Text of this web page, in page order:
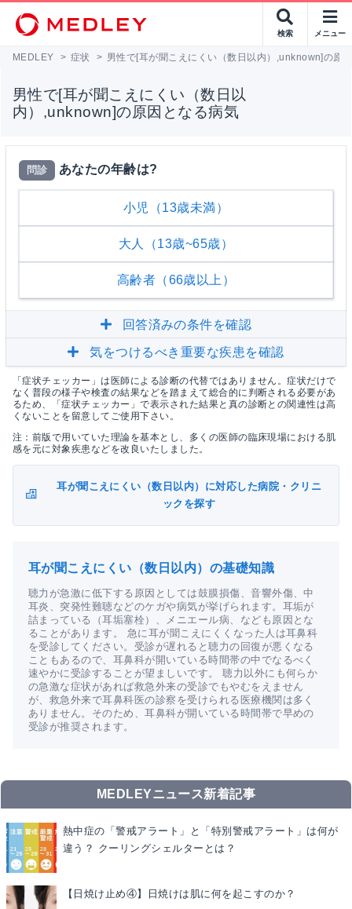
検索 メニュー
MEDLEY > 症状 > 男性で[耳が聞こえにくい（数日以内）,unknown]の原
男性で[耳が聞こえにくい（数日以
内）,unknown]の原因となる病気
問診 あなたの年齢は?
小児（13歳未満）
大人（13歳~65歳）
高齢者（66歳以上）
回答済みの条件を確認
気をつけるべき重要な疾患を確認
「症状チェッカー」は医師による診断の代替ではありません。症状だけで
なく普段の様子や検査の結果などを踏まえて総合的に判断される必要があ
るため、「症状チェッカー」で表示された結果と真の診断との関連性は高
くないことを留意してご使用下さい。
注：前版で用いていた理論を基本とし、多くの医師の臨床現場における肌
感を元に対象疾患などを改良いたしました。
耳が聞こえにくい（数日以内）に対応した病院・クリニ
ックを探す
耳が聞こえにくい（数日以内）の基礎知識
聴力が急激に低下する原因としては鼓膜損傷、音響外傷、中
耳炎、突発性難聴などのケガや病気が挙げられます。耳垢が
詰まっている（耳垢塞栓）、メニエール病、なども原因とな
ることがあります。 急に耳が聞こえにくくなった人は耳鼻科
を受診してください。受診が遅れると聴力の回復が悪くなる
こともあるので、耳鼻科が開いている時間帯の中でなるべく
速やかに受診することが望ましいです。 聴力以外にも何らか
の急激な症状があれば救急外来の受診でもやむをえません
が、救急外来で耳鼻科医の診察を受けられる医療機関は多く
ありません。そのため、耳鼻科が開いている時間帯で早めの
受診が推奨されます。
MEDLEYニュース新着記事
熱中症の「警戒アラート」と「特別警戒アラート」は何が
違う？ クーリングシェルターとは？
【日焼け止め④】日焼けは肌に何を起こすのか？